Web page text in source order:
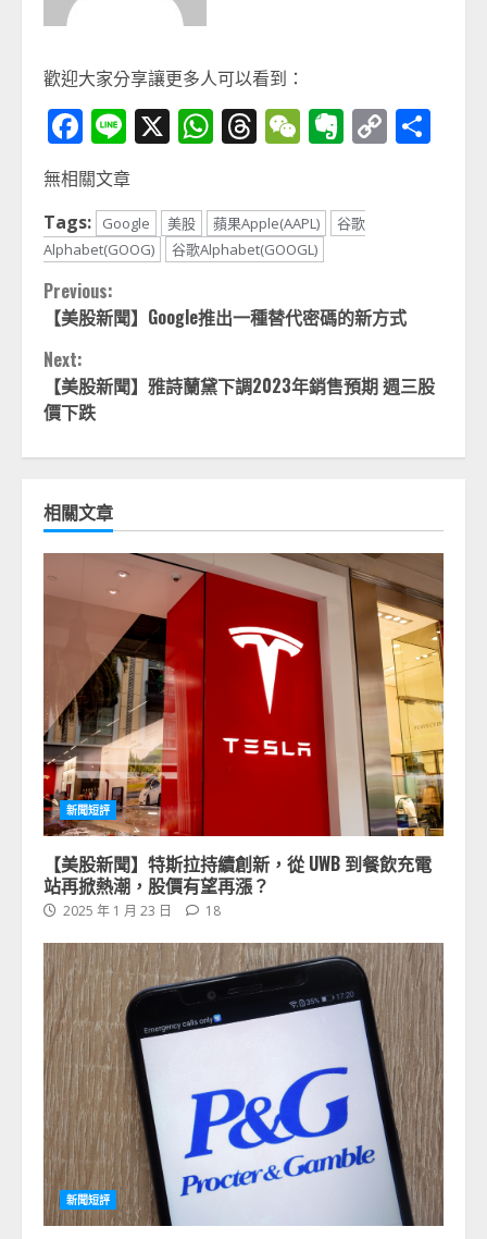
歡迎大家分享讓更多人可以看到：
Facebook
Line
X WhatsApp
Threads
WeChat
Evernote
Copy
無相關文章
Tags:
Google 美股 蘋果Apple(AAPL)
谷歌
Alphabet(GOOG)
谷歌Alphabet(GOOGL)
Continue
Reading
Previous:
【美股新聞】Google推出一種替代密碼的新方式
Next:
【美股新聞】雅詩蘭黛下調2023年銷售預期 週三股
價下跌
相關文章
新聞短評
【美股新聞】特斯拉持續創新，從 UWB 到餐飲充電
站再掀熱潮，股價有望再漲？
2025 年 1 月 23 日 18
新聞短評